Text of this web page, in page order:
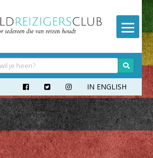
   IN ENGLISH